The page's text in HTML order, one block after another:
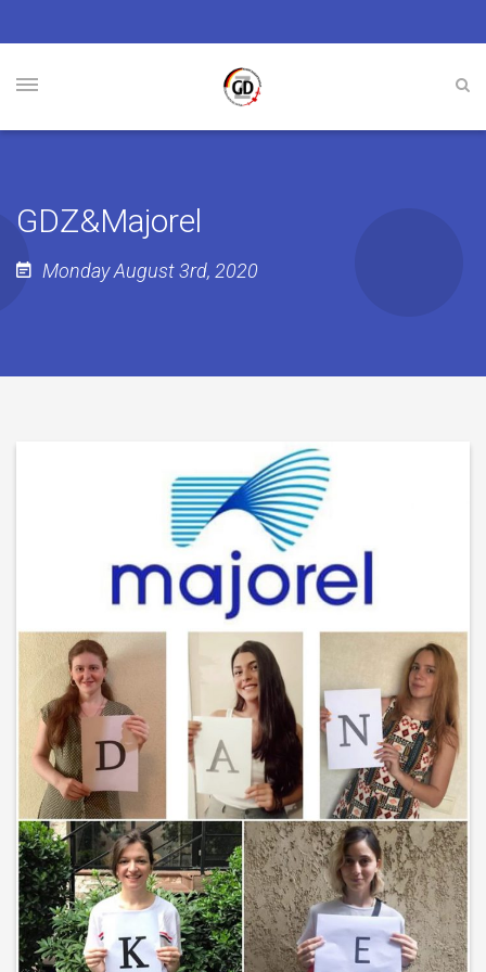
GDZ&Majorel
Monday August 3rd, 2020